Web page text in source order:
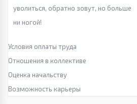
уволиться, обратно зовут, но больше
ни ногой!
Условия оплаты труда
Отношения в коллективе
Оценка начальству
Возможность карьеры